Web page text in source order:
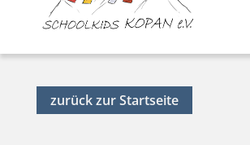
zurück zur Startseite